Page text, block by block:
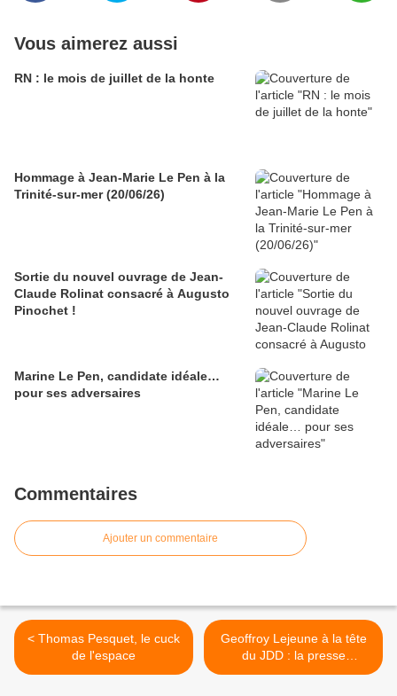
Vous aimerez aussi
RN : le mois de juillet de la honte
Hommage à Jean-Marie Le Pen à la
Trinité-sur-mer (20/06/26)
Sortie du nouvel ouvrage de Jean-
Claude Rolinat consacré à Augusto
Pinochet !
Marine Le Pen, candidate idéale…
pour ses adversaires
Commentaires
Ajouter un commentaire
< Thomas Pesquet, le cuck
de l'espace
Geoffroy Lejeune à la tête
du JDD : la presse
française prise de